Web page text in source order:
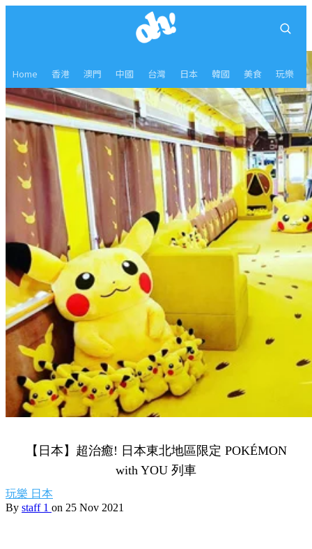
Home 香港 澳門 中國 台灣 日本 韓國 美食 玩樂
【日本】超治癒! 日本東北地區限定 POKÉMON
with YOU 列車
玩樂 日本
By staff 1 on 25 Nov 2021